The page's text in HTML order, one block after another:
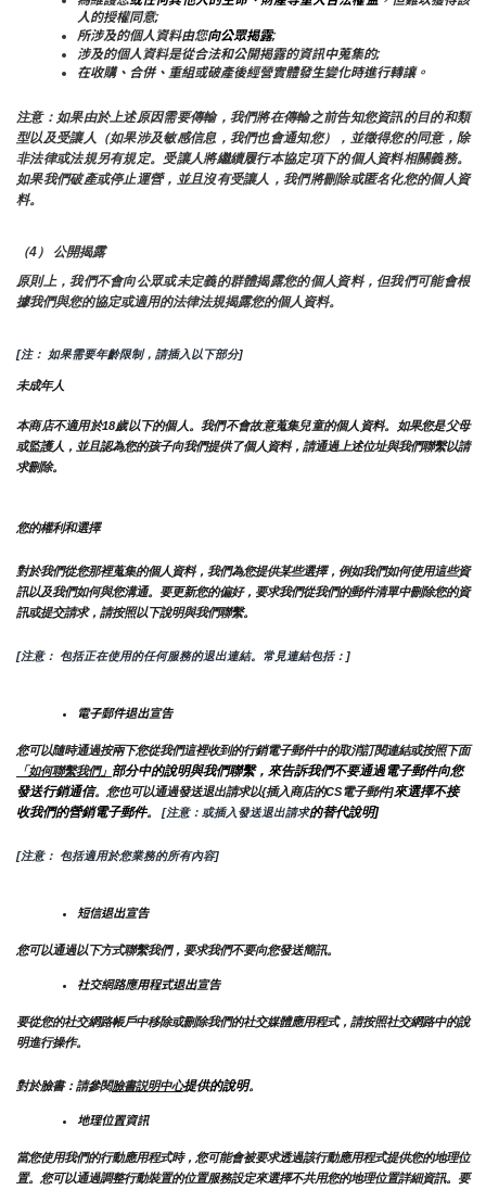
人的授權同意;
所涉及的個人資料由您向公眾揭露;
涉及的個人資料是從合法和公開揭露的資訊中蒐集的;
在收購、合併、重組或破產後經營實體發生變化時進行轉讓。
注意：如果由於上述原因需要傳輸，我們將在傳輸之前告知您資訊的目的和類
型以及受讓人（如果涉及敏感信息，我們也會通知您），並徵得您的同意，除
非法律或法規另有規定。受讓人將繼續履行本協定項下的個人資料相關義務。
如果我們破產或停止運營，並且沒有受讓人，我們將刪除或匿名化您的個人資
料。
（4） 公開揭露
原則上，我們不會向公眾或未定義的群體揭露您的個人資料，但我們可能會根
據我們與您的協定或適用的法律法規揭露您的個人資料。
[注： 如果需要年齡限制，請插入以下部分]
未成年人
本商店不適用於18歲以下的個人。我們不會故意蒐集兒童的個人資料。如果您是父母
或監護人，並且認為您的孩子向我們提供了個人資料，請通過上述位址與我們聯繫以請
求刪除。
您的權利和選擇
對於我們從您那裡蒐集的個人資料，我們為您提供某些選擇，例如我們如何使用這些資
訊以及我們如何與您溝通。要更新您的偏好，要求我們從我們的郵件清單中刪除您的資
訊或提交請求，請按照以下說明與我們聯繫。
[注意： 包括正在使用的任何服務的退出連結。常見連結包括：]
電子郵件退出宣告
您可以隨時通過按兩下您從我們這裡收到的行銷電子郵件中的取消訂閱連結或按照下面
「如何聯繫我們」 部分中的說明與我們聯繫，來告訴我們不要通過電子郵件向您
發送行銷通信。您也可以通過發送退出請求以{插入商店的CS電子郵件]來選擇不接
收我們的營銷電子郵件。 [注意：或插入發送退出請求的替代說明]
[注意： 包括適用於您業務的所有內容]
短信退出宣告
您可以通過以下方式聯繫我們，要求我們不要向您發送簡訊。
社交網路應用程式退出宣告
要從您的社交網路帳戶中移除或刪除我們的社交媒體應用程式，請按照社交網路中的說
明進行操作。
對於臉書：請參閱臉書説明中心提供的說明。
地理位置資訊
當您使用我們的行動應用程式時，您可能會被要求透過該行動應用程式提供您的地理位
置。您可以通過調整行動裝置的位置服務設定來選擇不共用您的地理位置詳細資訊。要